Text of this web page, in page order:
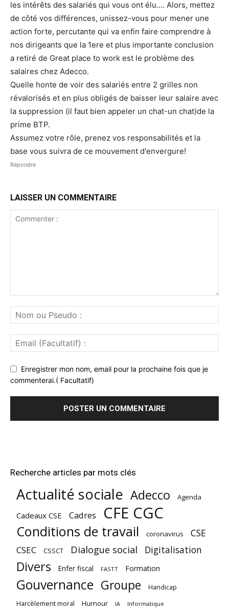
les intérêts des salariés qui vous ont élu…. Alors, mettez
de côté vos différences, unissez-vous pour mener une
action forte, percutante qui va enfin faire comprendre à
nos dirigeants que la 1ere et plus importante conclusion
a retiré de Great place to work est le problème des
salaires chez Adecco.
Quelle honte de voir des salariés entre 2 grilles non
révalorisés et en plus obligés de baisser leur salaire avec
la suppression (il faut bien appeler un chat-un chat)de la
prime BTP.
Assumez votre rôle, prenez vos responsabilités et la
base vous suivra de ce mouvement d'envergure!
Répondre
LAISSER UN COMMENTAIRE
Enregistrer mon nom, email pour la prochaine fois que je
commenterai.( Facultatif)
Recherche articles par mots clés
Actualité sociale Adecco Agenda
Cadeaux CSE Cadres CFE CGC
Conditions de travail coronavirus CSE
CSEC CSSCT Dialogue social Digitalisation
Divers Enfer fiscal FASTT Formation
Gouvernance Groupe Handicap
Harcèlement moral Humour IA Informatique